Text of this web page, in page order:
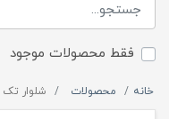
فقط محصولات موجود
خانه محصولات شلوار تک